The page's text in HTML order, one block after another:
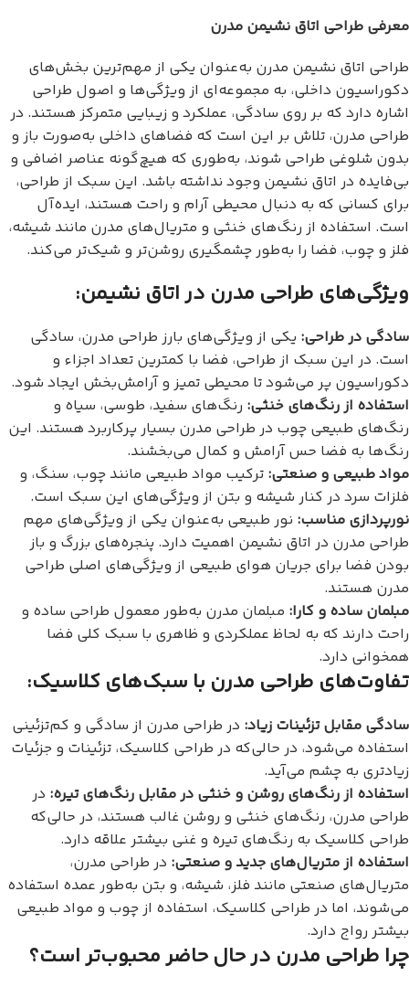
معرفی طراحی اتاق نشیمن مدرن
طراحی اتاق نشیمن مدرن به‌عنوان یکی از مهم‌ترین بخش‌های
دکوراسیون داخلی، به مجموعه‌ای از ویژگی‌ها و اصول طراحی
اشاره دارد که بر روی سادگی، عملکرد و زیبایی متمرکز هستند. در
طراحی مدرن، تلاش بر این است که فضاهای داخلی به‌صورت باز و
بدون شلوغی طراحی شوند، به‌طوری که هیچ‌گونه عناصر اضافی و
بی‌فایده در اتاق نشیمن وجود نداشته باشد. این سبک از طراحی،
برای کسانی که به دنبال محیطی آرام و راحت هستند، ایده‌آل
است. استفاده از رنگ‌های خنثی و متریال‌های مدرن مانند شیشه،
فلز و چوب، فضا را به‌طور چشمگیری روشن‌تر و شیک‌تر می‌کند.
ویژگی‌های طراحی مدرن در اتاق نشیمن:
سادگی در طراحی: یکی از ویژگی‌های بارز طراحی مدرن، سادگی
است. در این سبک از طراحی، فضا با کمترین تعداد اجزاء و
دکوراسیون پر می‌شود تا محیطی تمیز و آرامش‌بخش ایجاد شود.
استفاده از رنگ‌های خنثی: رنگ‌های سفید، طوسی، سیاه و
رنگ‌های طبیعی چوب در طراحی مدرن بسیار پرکاربرد هستند. این
رنگ‌ها به فضا حس آرامش و کمال می‌بخشند.
مواد طبیعی و صنعتی: ترکیب مواد طبیعی مانند چوب، سنگ، و
فلزات سرد در کنار شیشه و بتن از ویژگی‌های این سبک است.
نورپردازی مناسب: نور طبیعی به‌عنوان یکی از ویژگی‌های مهم
طراحی مدرن در اتاق نشیمن اهمیت دارد. پنجره‌های بزرگ و باز
بودن فضا برای جریان هوای طبیعی از ویژگی‌های اصلی طراحی
مدرن هستند.
مبلمان ساده و کارا: مبلمان مدرن به‌طور معمول طراحی ساده و
راحت دارند که به لحاظ عملکردی و ظاهری با سبک کلی فضا
همخوانی دارد.
تفاوت‌های طراحی مدرن با سبک‌های کلاسیک:
سادگی مقابل تزئینات زیاد: در طراحی مدرن از سادگی و کم‌تزئینی
استفاده می‌شود، در حالی‌که در طراحی کلاسیک، تزئینات و جزئیات
زیادتری به چشم می‌آید.
استفاده از رنگ‌های روشن و خنثی در مقابل رنگ‌های تیره: در
طراحی مدرن، رنگ‌های خنثی و روشن غالب هستند، در حالی‌که
طراحی کلاسیک به رنگ‌های تیره و غنی بیشتر علاقه دارد.
استفاده از متریال‌های جدید و صنعتی: در طراحی مدرن،
متریال‌های صنعتی مانند فلز، شیشه، و بتن به‌طور عمده استفاده
می‌شوند، اما در طراحی کلاسیک، استفاده از چوب و مواد طبیعی
بیشتر رواج دارد.
چرا طراحی مدرن در حال حاضر محبوب‌تر است؟